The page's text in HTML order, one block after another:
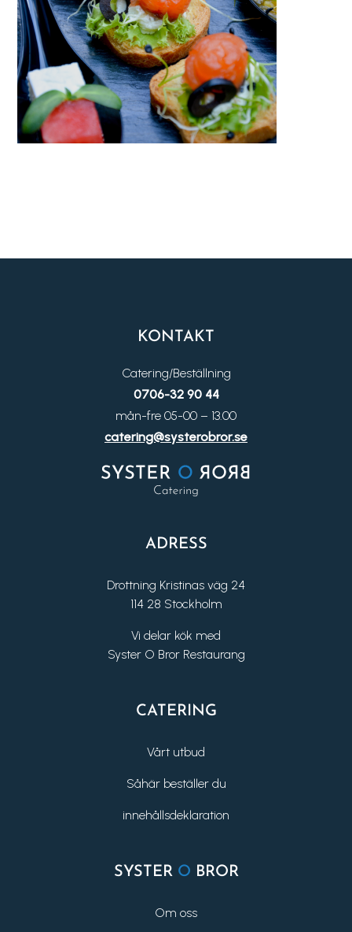
KONTAKT
Catering/Beställning
0706-32 90 44
mån-fre 05-00 – 13.00
catering@systerobror.se
ADRESS
Drottning Kristinas väg 24
114 28 Stockholm
Vi delar kök med
Syster O Bror Restaurang
CATERING
Vårt utbud
Såhär beställer du
innehållsdeklaration
SYSTER O BROR
Om oss